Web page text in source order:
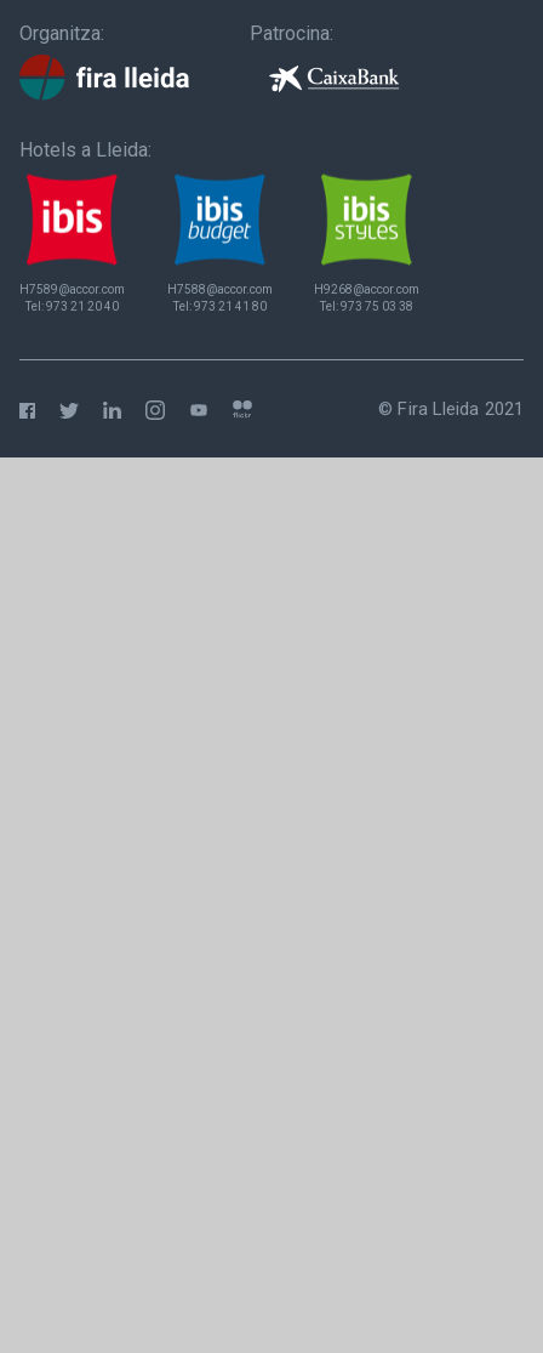
Organitza: Patrocina:
Hotels a Lleida:
H7589@accor.com
Tel:973 21 20 40
H7588@accor.com
Tel:973 21 41 80
H9268@accor.com
Tel:973 75 03 38
© Fira Lleida 2021